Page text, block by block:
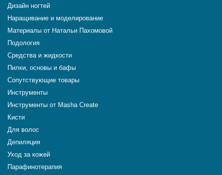
Дизайн ногтей
Наращивание и моделирование
Материалы от Натальи Пахомовой
Подология
Средства и жидкости
Пилки, основы и бафы
Сопутствующие товары
Инструменты
Инструменты от Masha Create
Кисти
Для волос
Депиляция
Уход за кожей
Парафинотерапия